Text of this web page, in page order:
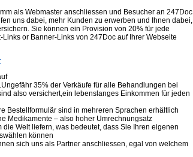
als Webmaster anschliessen und Besucher an 247Doc
uns dabei, mehr Kunden zu erwerben und Ihnen dabei,
Sie können ein Provision von 20% für jede
or Banner-Links von 247Doc auf Ihrer Webseite
35% der Verkäufe für alle Behandlungen bei
also versichert,ein lebenslanges Einkommen für jeden
Bestellformulär sind in mehreren Sprachen erhältlich
Medikamente – also hoher Umrechnungsatz
Welt liefern, was bedeutet, dass Sie Ihren eigenen
können
sich uns als Partner anschliessen, egal von welchem